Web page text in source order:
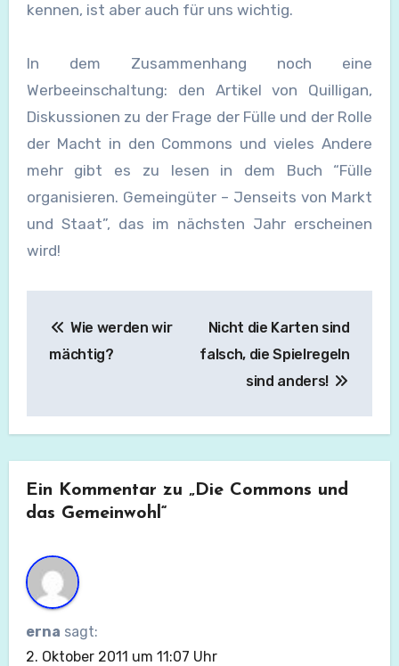
kennen, ist aber auch für uns wichtig.
In dem Zusammenhang noch eine
Werbeeinschaltung: den Artikel von Quilligan,
Diskussionen zu der Frage der Fülle und der Rolle
der Macht in den Commons und vieles Andere
mehr gibt es zu lesen in dem Buch “Fülle
organisieren. Gemeingüter – Jenseits von Markt
und Staat”, das im nächsten Jahr erscheinen
wird!
Wie werden wir
mächtig?
Nicht die Karten sind
falsch, die Spielregeln
sind anders!
Ein Kommentar zu „Die Commons und
das Gemeinwohl“
erna sagt:
2. Oktober 2011 um 11:07 Uhr